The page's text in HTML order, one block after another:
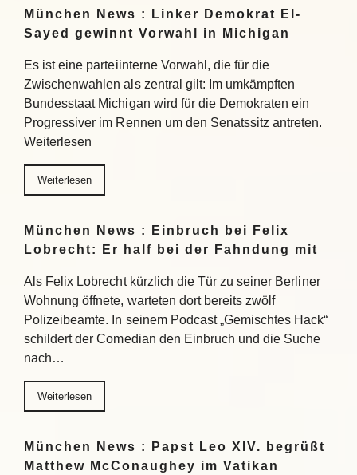
München News : Linker Demokrat El-
Sayed gewinnt Vorwahl in Michigan
Es ist eine parteiinterne Vorwahl, die für die
Zwischenwahlen als zentral gilt: Im umkämpften
Bundesstaat Michigan wird für die Demokraten ein
Progressiver im Rennen um den Senatssitz antreten.
Weiterlesen
Weiterlesen
München News : Einbruch bei Felix
Lobrecht: Er half bei der Fahndung mit
Als Felix Lobrecht kürzlich die Tür zu seiner Berliner
Wohnung öffnete, warteten dort bereits zwölf
Polizeibeamte. In seinem Podcast „Gemischtes Hack“
schildert der Comedian den Einbruch und die Suche
nach…
Weiterlesen
München News : Papst Leo XIV. begrüßt
Matthew McConaughey im Vatikan